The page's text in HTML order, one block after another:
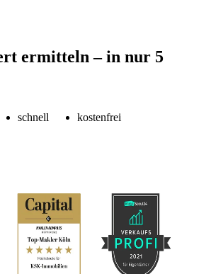
ermitteln – in nur 5
schnell kostenfrei